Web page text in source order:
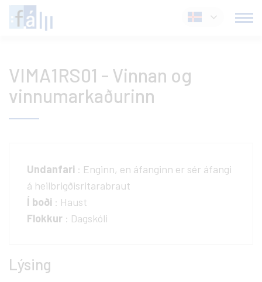
Fara
í
Íslenska
VIMA1RS01 - Vinnan og
vinnumarkaðurinn
Undanfari : Enginn, en áfanginn er sér áfangi
á heilbrigðisritarabraut
Í boði : Haust
Flokkur : Dagskóli
Lýsing